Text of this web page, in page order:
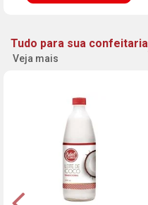
Tudo para sua confeitaria
Veja mais